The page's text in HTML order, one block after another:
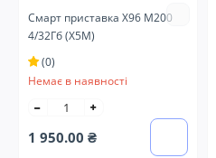
Смарт приставка X96 M200
4/32Гб (X5M)
(0)
Немає в наявності
1 950.00 ₴